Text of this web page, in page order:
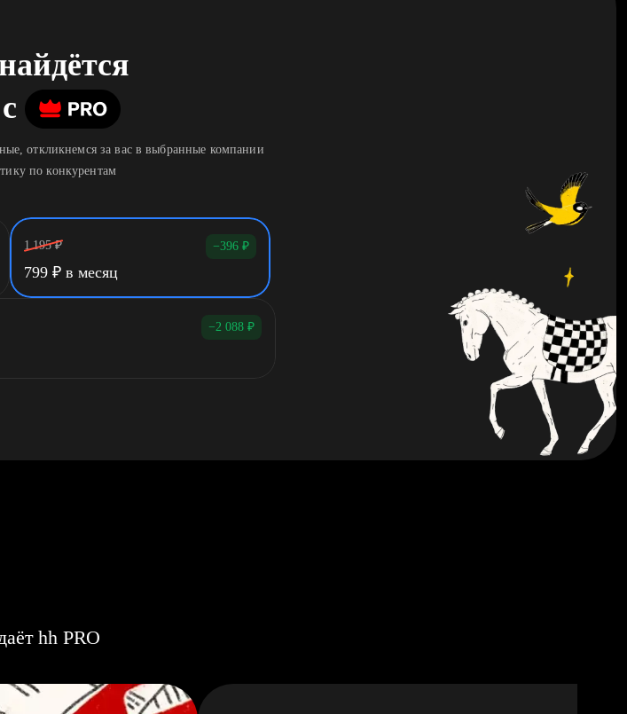
c
откликнемся за вас в выбранные компании
по конкурентам
1 195 ₽ −396 ₽
799 ₽ в месяц
−2 088 ₽
hh PRO